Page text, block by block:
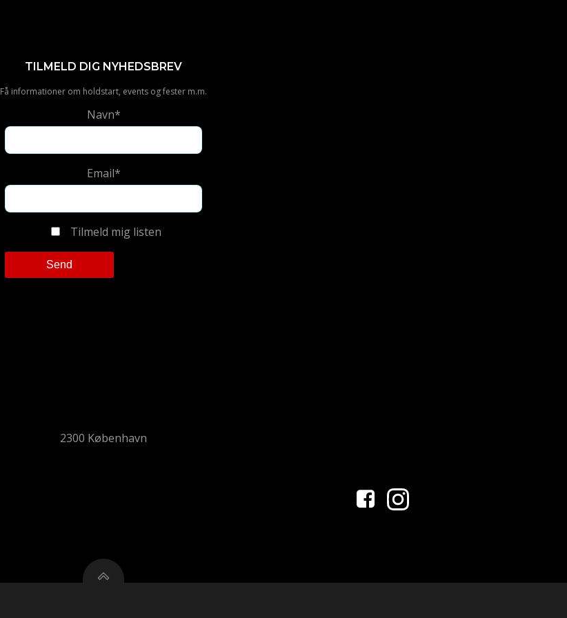
TILMELD DIG NYHEDSBREV
Få informationer om holdstart, events og fester m.m.
Navn*
Email*
Tilmeld mig listen
2300 København